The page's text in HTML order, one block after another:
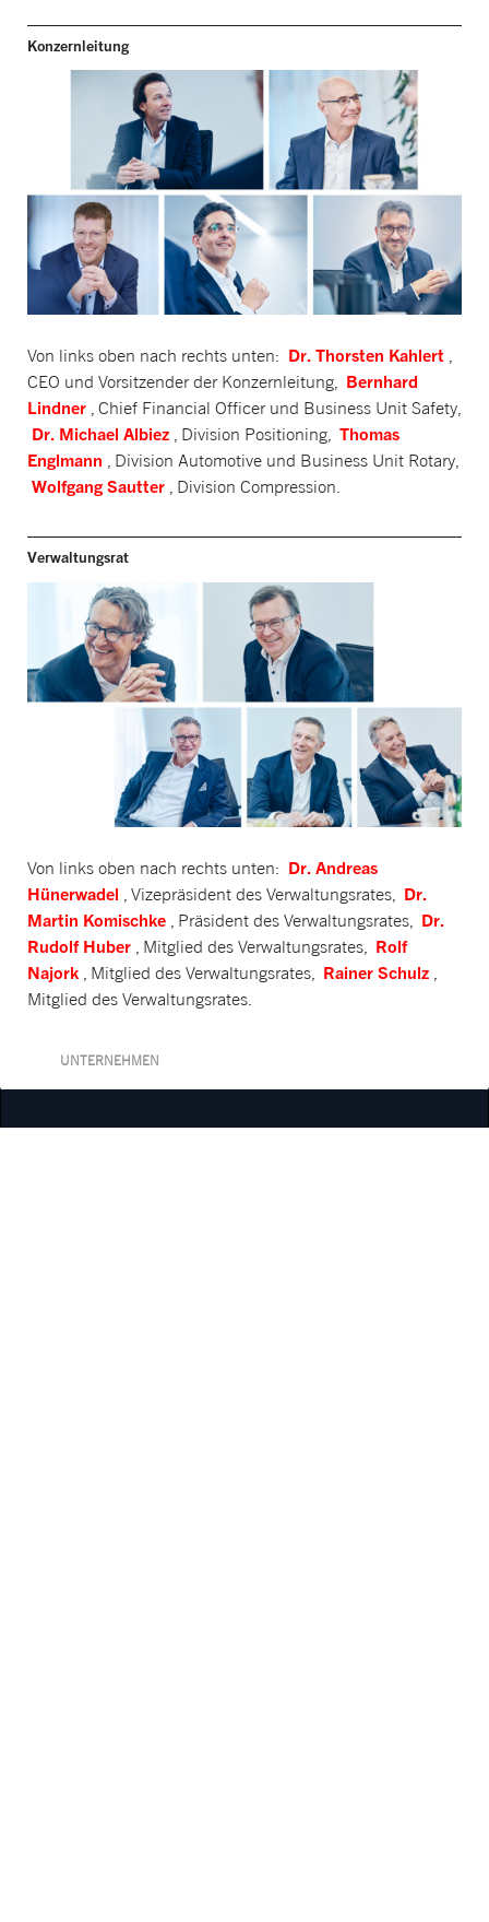
Konzernleitung
Von links oben nach rechts unten: Dr. Thorsten Kahlert
CEO und Vorsitzender der Konzernleitung,
Bernhard
Lindner
, Chief Financial Officer und Business Unit Safety,
Dr. Michael Albiez , Division Positioning,
Thomas
Englmann
, Division Automotive und Business Unit Rotary,
Wolfgang Sautter , Division Compression.
Verwaltungsrat
Von links oben nach rechts unten: Dr. Andreas
Hünerwadel
, Vizepräsident des Verwaltungsrates,
Dr.
Martin Komischke
, Präsident des Verwaltungsrates,
Dr.
Rudolf Huber
, Mitglied des Verwaltungsrates,
Rolf
Najork
, Mitglied des Verwaltungsrates, Rainer Schulz
Mitglied des Verwaltungsrates.
UNTERNEHMEN